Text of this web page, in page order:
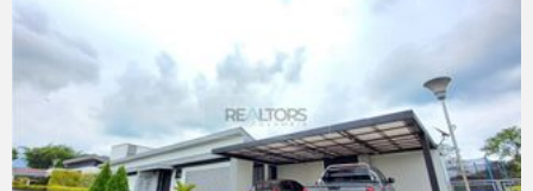
VIEW DETAILS